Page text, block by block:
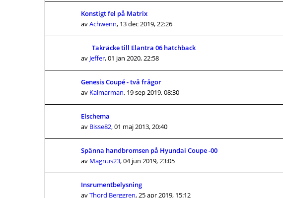
Konstigt fel på Matrix
avAchwenn, 13 dec 2019, 22:26
Takräcke till Elantra 06 hatchback
av Jeffer,01 jan 2020, 22:58
Genesis Coupé - två frågor
av Kalmarman, 19 sep 2019, 08:30
Elschema
av Bisse82,01 maj 2013, 20:40
Spänna handbromsen på Hyundai Coupe -00
av Magnus23,04 jun 2019, 23:05
Insrumentbelysning
avThord Berggren,25 apr 2019, 15:12